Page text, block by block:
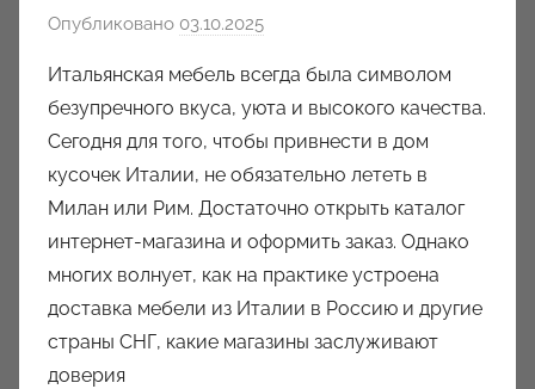
Опубликовано 03.10.2025
т
о
р
о
м
a
u
k
c
Итальянская мебель всегда была символом
безупречного вкуса, уюта и высокого качества.
Сегодня для того, чтобы привнести в дом
кусочек Италии, не обязательно лететь в
Милан или Рим. Достаточно открыть каталог
интернет-магазина и оформить заказ. Однако
многих волнует, как на практике устроена
доставка мебели из Италии в Россию и другие
страны СНГ, какие магазины заслуживают
доверия